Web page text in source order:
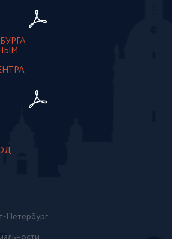
Петербург